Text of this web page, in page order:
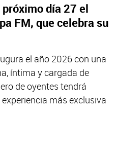
día 27 el
FM, que celebra su
el año 2026 con una
íntima y cargada de
de oyentes tendrá
más exclusiva